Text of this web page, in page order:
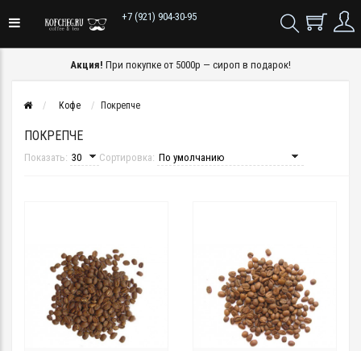
+7 (921) 904-30-95
Акция! При покупке от 5000р — сироп в подарок!
Кофе Покрепче
ПОКРЕПЧЕ
Показать: Сортировка: